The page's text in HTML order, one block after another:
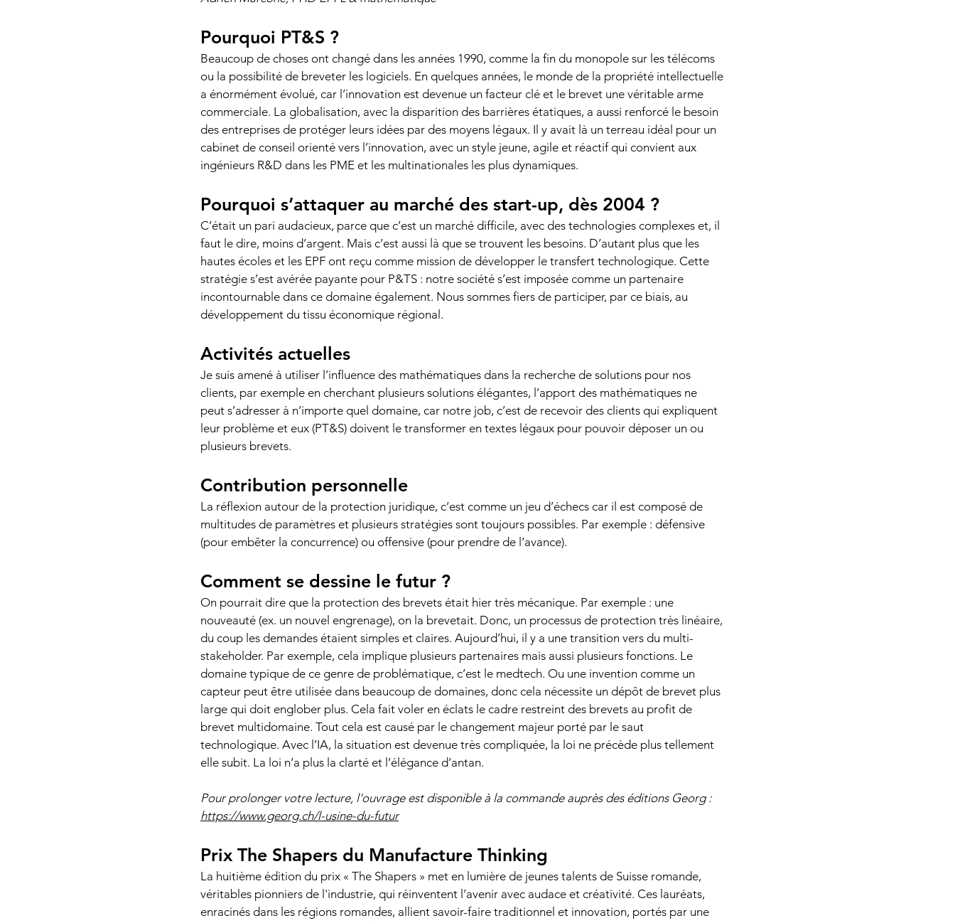
Pourquoi PT&S ?
Beaucoup de choses ont changé dans les années 1990, comme la fin du monopole sur les télécoms
ou la possibilité de breveter les logiciels. En quelques années, le monde de la propriété intellectuelle
a énormément évolué, car l’innovation est devenue un facteur clé et le brevet une véritable arme
commerciale. La globalisation, avec la disparition des barrières étatiques, a aussi renforcé le besoin
des entreprises de protéger leurs idées par des moyens légaux. Il y avait là un terreau idéal pour un
cabinet de conseil orienté vers l’innovation, avec un style jeune, agile et réactif qui convient aux
ingénieurs R&D dans les PME et les multinationales les plus dynamiques.
Pourquoi s’attaquer au marché des start-up, dès 2004 ?
C’était un pari audacieux, parce que c’est un marché difficile, avec des technologies complexes et, il
faut le dire, moins d’argent. Mais c’est aussi là que se trouvent les besoins. D’autant plus que les
hautes écoles et les EPF ont reçu comme mission de développer le transfert technologique. Cette
stratégie s’est avérée payante pour P&TS : notre société s’est imposée comme un partenaire
incontournable dans ce domaine également. Nous sommes fiers de participer, par ce biais, au
développement du tissu économique régional.
Activités actuelles
Je suis amené à utiliser l’influence des mathématiques dans la recherche de solutions pour nos
clients, par exemple en cherchant plusieurs solutions élégantes, l’apport des mathématiques ne
peut s’adresser à n’importe quel domaine, car notre job, c’est de recevoir des clients qui expliquent
leur problème et eux (PT&S) doivent le transformer en textes légaux pour pouvoir déposer un ou
plusieurs brevets.
Contribution personnelle
La réflexion autour de la protection juridique, c’est comme un jeu d’échecs car il est composé de
multitudes de paramètres et plusieurs stratégies sont toujours possibles. Par exemple : défensive
(pour embêter la concurrence) ou offensive (pour prendre de l’avance).
Comment se dessine le futur ?
On pourrait dire que la protection des brevets était hier très mécanique. Par exemple : une
nouveauté (ex. un nouvel engrenage), on la brevetait. Donc, un processus de protection très linéaire,
du coup les demandes étaient simples et claires. Aujourd’hui, il y a une transition vers du multi-
stakeholder. Par exemple, cela implique plusieurs partenaires mais aussi plusieurs fonctions. Le
domaine typique de ce genre de problématique, c’est le medtech. Ou une invention comme un
capteur peut être utilisée dans beaucoup de domaines, donc cela nécessite un dépôt de brevet plus
large qui doit englober plus. Cela fait voler en éclats le cadre restreint des brevets au profit de
brevet multidomaine. Tout cela est causé par le changement majeur porté par le saut
technologique. Avec l’IA, la situation est devenue très compliquée, la loi ne précède plus tellement
elle subit. La loi n’a plus la clarté et l’élégance d’antan.
Pour prolonger votre lecture, l'ouvrage est disponible à la commande auprès des éditions Georg :
https://www.georg.ch/l-usine-du-futur
Prix The Shapers du Manufacture Thinking
La huitième édition du prix « The Shapers » met en lumière de jeunes talents de Suisse romande,
véritables pionniers de l'industrie, qui réinventent l’avenir avec audace et créativité. Ces lauréats,
enracinés dans les régions romandes, allient savoir-faire traditionnel et innovation, portés par une